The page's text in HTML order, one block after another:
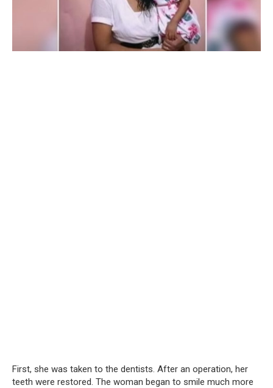
First, she was taken to the dentists. After an operation, her
teeth were restored. The woman began to smile much more